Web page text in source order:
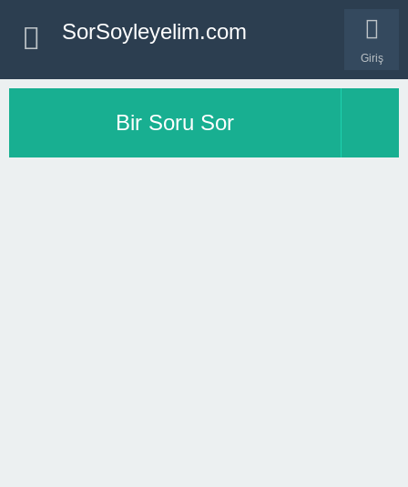
Giriş
SorSoyleyelim.com
Bir Soru Sor